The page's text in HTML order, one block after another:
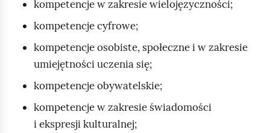
kompetencje w zakresie wielojęzyczności;
kompetencje cyfrowe;
kompetencje osobiste, społeczne i w zakresie
umiejętności uczenia się;
kompetencje obywatelskie;
kompetencje w zakresie świadomości
i ekspresji kulturalnej;